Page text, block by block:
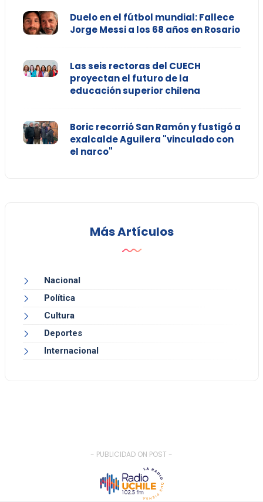
Duelo en el fútbol mundial: Fallece
Jorge Messi a los 68 años en Rosario
Las seis rectoras del CUECH
proyectan el futuro de la
educación superior chilena
Boric recorrió San Ramón y fustigó a
exalcalde Aguilera "vinculado con
el narco"
Más Artículos
Nacional
Política
Cultura
Deportes
Internacional
- PUBLICIDAD ON POST -